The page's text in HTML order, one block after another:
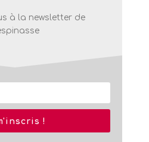
à la newsletter de
!